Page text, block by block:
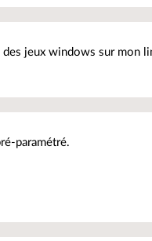
jeux windows sur mon
paramétré.